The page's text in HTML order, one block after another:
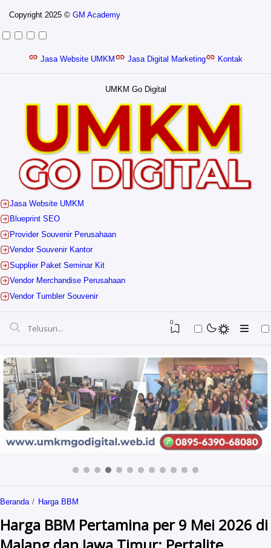
Copyright 2025 © GM Academy
Jasa Website UMKM Jasa Digital Marketing Kontak
UMKM Go Digital
Jasa Website UMKM
Blueprint SEO
Provider Souvenir Perusahaan
Vendor Souvenir Kantor
Supplier Paket Seminar Kit
Vendor Merchandise Perusahaan
Vendor Tumbler Souvenir
Jasa Digital Marketing
Sevenstar Digital
0
Beranda Harga BBM
Harga BBM Pertamina per 9 Mei 2026 di